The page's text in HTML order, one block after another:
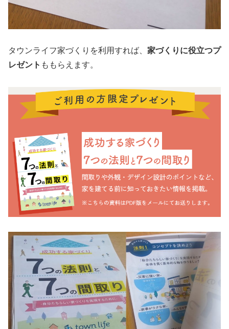
タウンライフ家づくりを利用すれば、 家づくりに役立つプ
レゼント ももらえます。